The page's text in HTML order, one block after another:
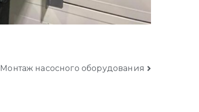
Монтаж насосного оборудования